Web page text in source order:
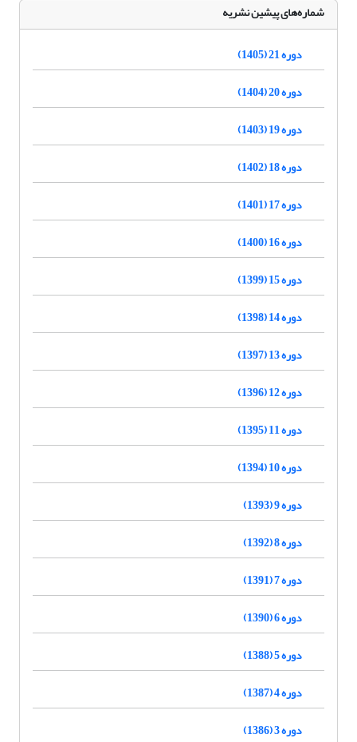
شماره‌های پیشین نشریه
دوره 21 (1405)
دوره 20 (1404)
دوره 19 (1403)
دوره 18 (1402)
دوره 17 (1401)
دوره 16 (1400)
دوره 15 (1399)
دوره 14 (1398)
دوره 13 (1397)
دوره 12 (1396)
دوره 11 (1395)
دوره 10 (1394)
دوره 9 (1393)
دوره 8 (1392)
دوره 7 (1391)
دوره 6 (1390)
دوره 5 (1388)
دوره 4 (1387)
دوره 3 (1386)